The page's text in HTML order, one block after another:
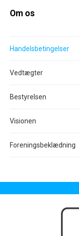
Om os
Handelsbetingelser
Vedtægter
Bestyrelsen
Visionen
Foreningsbeklædning